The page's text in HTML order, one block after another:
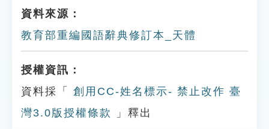
資料來源：
教育部重編國語辭典修訂本_天體
授權資訊：
資料採「
創用CC-姓名標示- 禁止改作 臺
灣3.0版授權條款
」釋出